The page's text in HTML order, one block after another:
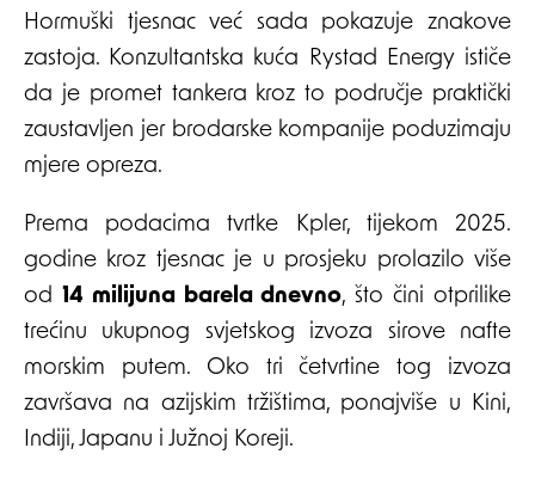
Hormuški tjesnac već sada pokazuje znakove
zastoja. Konzultantska kuća Rystad Energy ističe
da je promet tankera kroz to područje praktički
zaustavljen jer brodarske kompanije poduzimaju
mjere opreza.
Prema podacima tvrtke Kpler, tijekom 2025.
godine kroz tjesnac je u prosjeku prolazilo više
od 14 milijuna barela dnevno, što čini otprilike
trećinu ukupnog svjetskog izvoza sirove nafte
morskim putem. Oko tri četvrtine tog izvoza
završava na azijskim tržištima, ponajviše u Kini,
Indiji, Japanu i Južnoj Koreji.